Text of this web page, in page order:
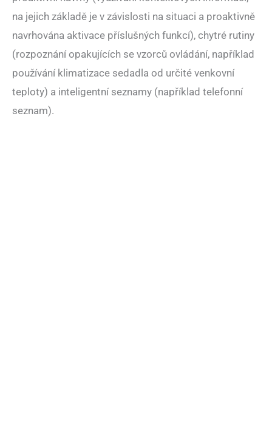
na jejich základě je v závislosti na situaci a proaktivně
navrhována aktivace příslušných funkcí), chytré rutiny
(rozpoznání opakujících se vzorců ovládání, například
používání klimatizace sedadla od určité venkovní
teploty) a inteligentní seznamy (například telefonní
seznam).